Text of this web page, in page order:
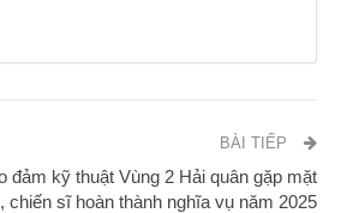
BÀI TIẾP
đảm kỹ thuật Vùng 2 Hải quân gặp mặt
chiến sĩ hoàn thành nghĩa vụ năm 2025